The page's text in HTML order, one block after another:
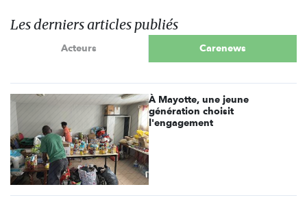
Les derniers articles publiés
Acteurs Carenews
À Mayotte, une jeune
génération choisit
l'engagement